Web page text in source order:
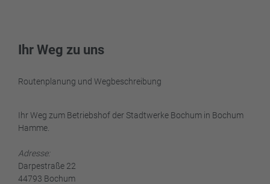
Ihr Weg zu uns
Routenplanung und Wegbeschreibung
Ihr Weg zum Betriebshof der Stadtwerke Bochum in Bochum
Hamme.
Adresse:
Darpestraße 22
44793 Bochum